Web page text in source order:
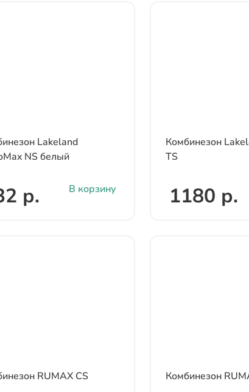
Lakeland
NS белый
р. В корзину
Комбинезон
TS
1180 р.
RUMAX CS Комбинезон